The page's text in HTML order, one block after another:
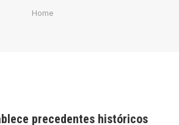
You are here:
Home
precedentes históricos